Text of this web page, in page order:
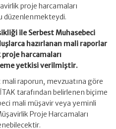
proje harcamaları
düzenlenmekteydi.
ile Serbest Muhasebeci
hazırlanan mali raporlar
harcamaları
yetkisi verilmiştir.
raporun, mevzuatına göre
tarafından belirlenen biçime
mali müşavir veya yeminli
Proje Harcamaları